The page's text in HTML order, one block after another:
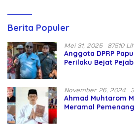
Berita Populer
Mei 31, 2025 87510
Anggota DPRP
Perilaku Bejat
November 26, 2024
Ahmad Muhtarom
Meramal